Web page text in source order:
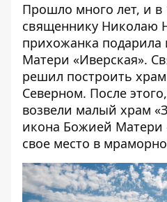
Прошло много лет, и в
священнику Николаю
прихожанка
Матери «Иверская».
решил построить
Северном. После
возвели малый храм
икона Божией Матери
свое место в